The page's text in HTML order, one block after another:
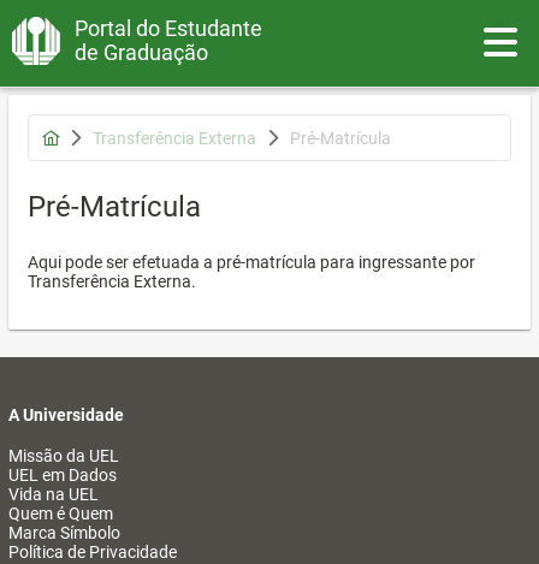
Portal do Estudante
de Graduação
Transferência Externa Pré-Matrícula
Pré-Matrícula
Aqui pode ser efetuada a pré-matrícula para ingressante por
Transferência Externa.
A Universidade
Missão da UEL
UEL em Dados
Vida na UEL
Quem é Quem
Marca Símbolo
Política de Privacidade